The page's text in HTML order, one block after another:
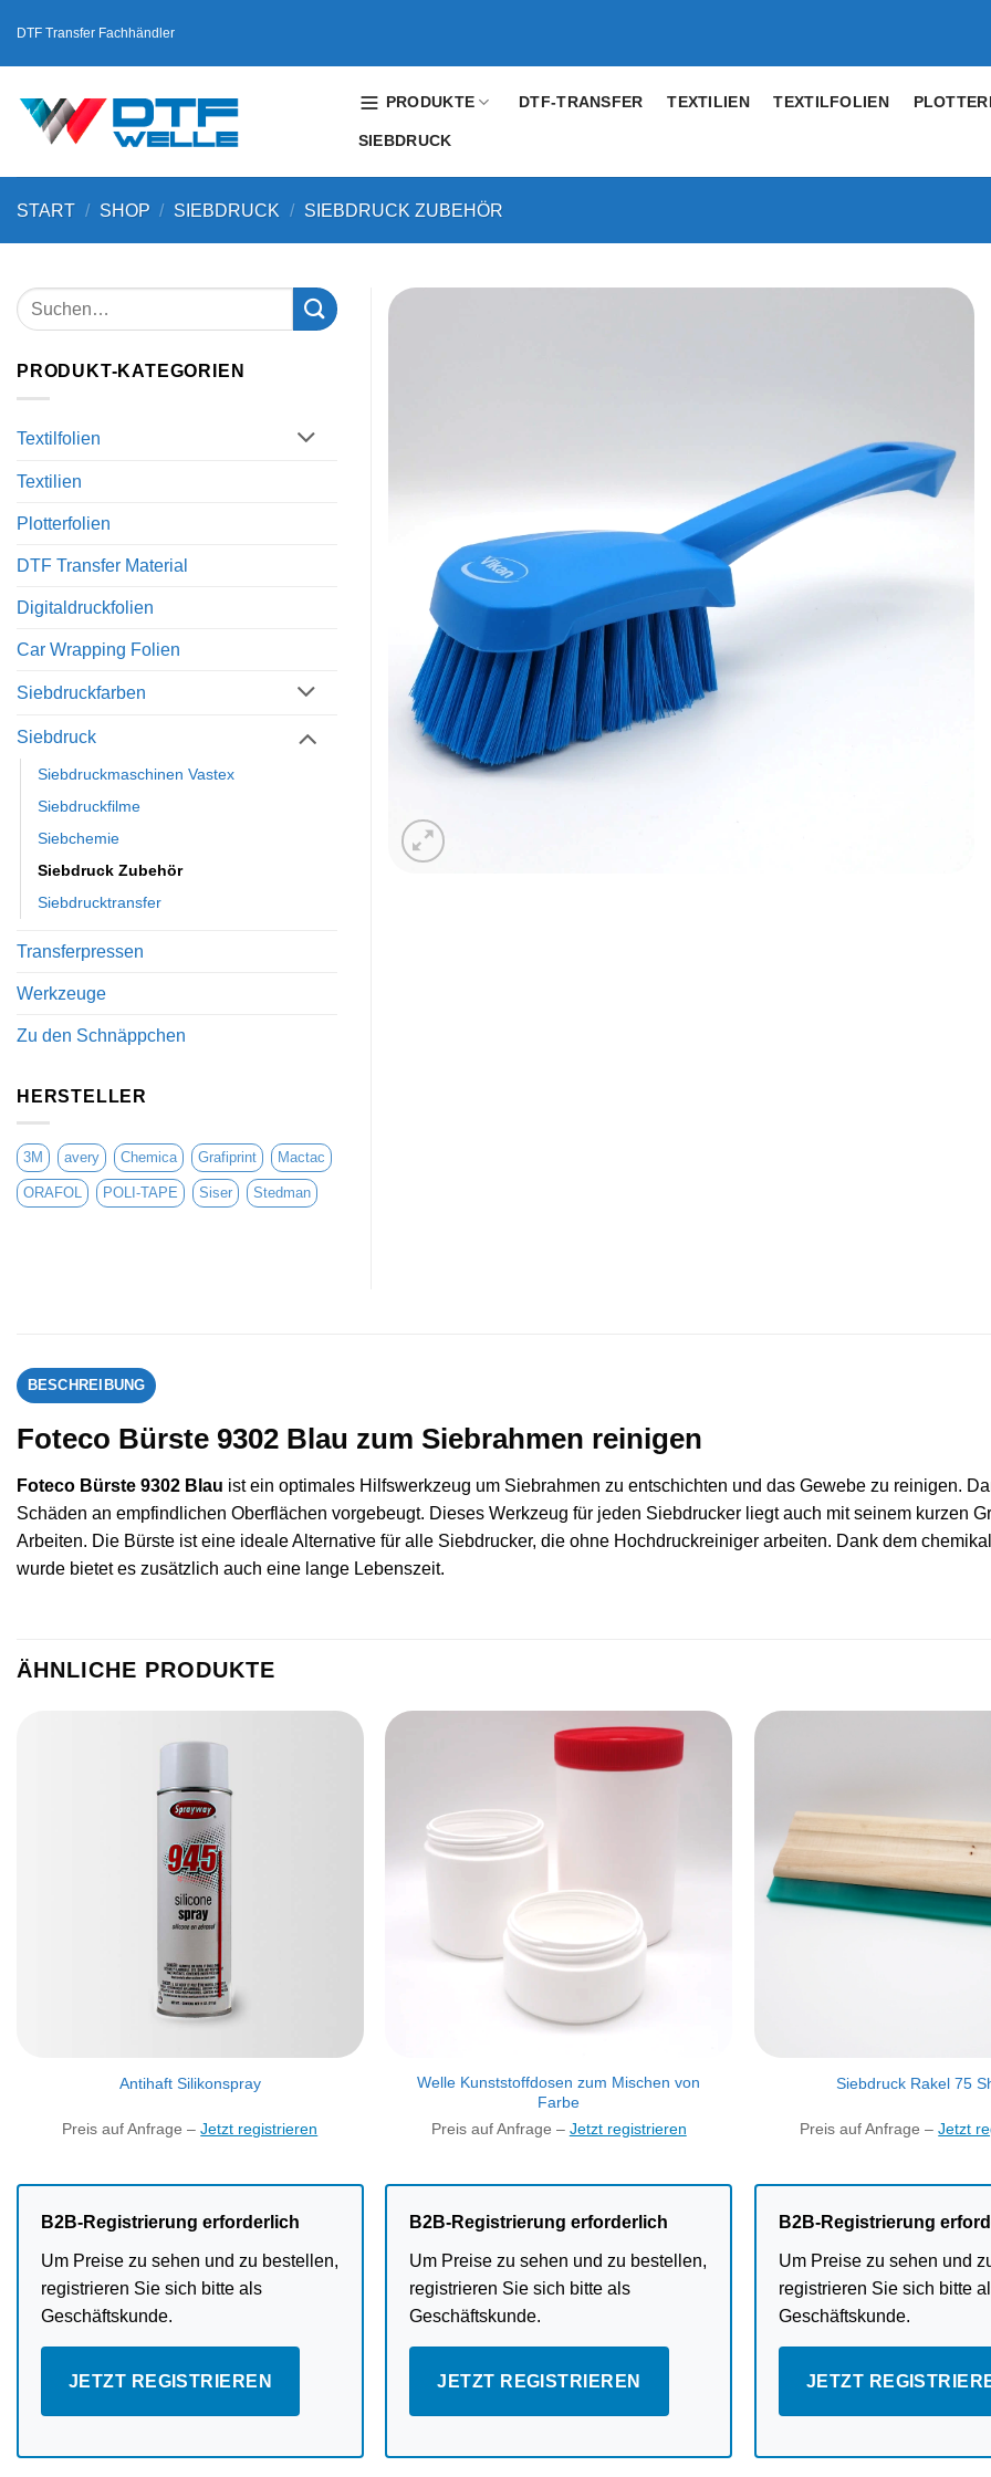
Inhalt
springen
DTF Transfer Fachhändler
PRODUKTE DTF-TRANSFER TEXTILIEN TEXTILFOLIEN
SIEBDRUCK
START / SHOP / SIEBDRUCK / SIEBDRUCK ZUBEHÖR
PRODUKT-KATEGORIEN
Textilfolien
Textilien
Plotterfolien
DTF Transfer Material
Digitaldruckfolien
Car Wrapping Folien
Siebdruckfarben
Siebdruck
Siebdruckmaschinen Vastex
Siebdruckfilme
Siebchemie
Siebdruck Zubehör
Siebdrucktransfer
Transferpressen
Werkzeuge
Zu den Schnäppchen
HERSTELLER
3M avery Chemica Grafiprint Mactac
ORAFOL POLI-TAPE Siser Stedman
BESCHREIBUNG
Foteco Bürste 9302 Blau zum Siebrahmen reinigen
Foteco Bürste 9302 Blau ist ein optimales Hilfswerkzeug um Siebrahmen zu entschichten und das Gewebe zu reinigen.
Schäden an empfindlichen Oberflächen vorgebeugt. Dieses Werkzeug für jeden Siebdrucker liegt auch mit seinem kurzen
Arbeiten. Die Bürste ist eine ideale Alternative für alle Siebdrucker, die ohne Hochdruckreiniger arbeiten. Dank dem
wurde bietet es zusätzlich auch eine lange Lebenszeit.
ÄHNLICHE PRODUKTE
Antihaft Silikonspray
Preis auf Anfrage –Jetzt registrieren
B2B-Registrierung erforderlich
Um Preise zu sehen und zu bestellen,
registrieren Sie sich bitte als
Geschäftskunde.
JETZT REGISTRIEREN
Welle Kunststoffdosen zum Mischen von
Farbe
Preis auf Anfrage – Jetzt registrieren
B2B-Registrierung erforderlich
Um Preise zu sehen und zu bestellen,
registrieren Sie sich bitte als
Geschäftskunde.
JETZT REGISTRIEREN
Siebdruck Rakel 75
Preis auf Anfrage –Jetzt
B2B-Registrierung
Um Preise zu sehen und
registrieren Sie sich bitte
Geschäftskunde.
JETZT